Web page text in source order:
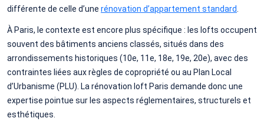
différente de celle d’une rénovation d’appartement standard
À Paris, le contexte est encore plus spécifique : les lofts occupent
souvent des bâtiments anciens classés, situés dans des
arrondissements historiques (10e, 11e, 18e, 19e, 20e), avec des
contraintes liées aux règles de copropriété ou au Plan Local
d’Urbanisme (PLU). La rénovation loft Paris demande donc une
expertise pointue sur les aspects réglementaires, structurels et
esthétiques.